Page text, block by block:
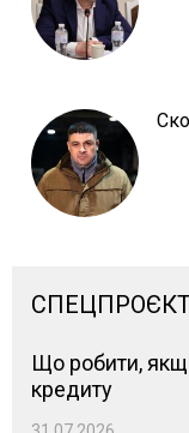
Що робити,
кредиту